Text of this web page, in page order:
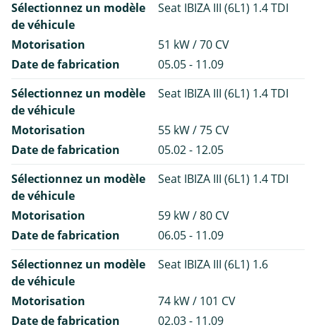
Sélectionnez un modèle
de véhicule
Seat IBIZA III (6L1) 1.4 TDI
Motorisation
51 kW / 70 CV
Date de fabrication
05.05 - 11.09
Sélectionnez un modèle
de véhicule
Seat IBIZA III (6L1) 1.4 TDI
Motorisation
55 kW / 75 CV
Date de fabrication
05.02 - 12.05
Sélectionnez un modèle
de véhicule
Seat IBIZA III (6L1) 1.4 TDI
Motorisation
59 kW / 80 CV
Date de fabrication
06.05 - 11.09
Sélectionnez un modèle
de véhicule
Seat IBIZA III (6L1) 1.6
Motorisation
74 kW / 101 CV
Date de fabrication
02.03 - 11.09